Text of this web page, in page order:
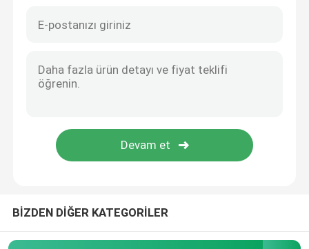
Atlayan Jet Çeşmesi
Çöplük Fırçası
Şelale Çeşmeleri
BİZDEN DİĞER KATEGORİLER